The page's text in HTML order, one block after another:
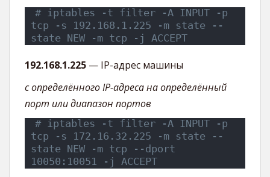
# iptables -t filter -A INPUT -p
tcp -s 192.168.1.225 -m state --
state NEW -m tcp -j ACCEPT
192.168.1.225 — IP-адрес машины
с определённого IP-адреса на определённый
порт или диапазон портов
# iptables -t filter -A INPUT -p
tcp -s 172.16.32.225 -m state --
state NEW -m tcp --dport
10050:10051 -j ACCEPT